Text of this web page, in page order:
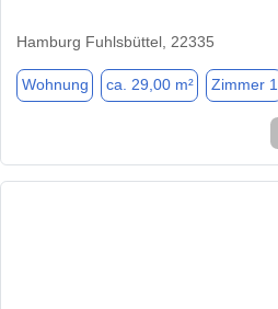
Hamburg Fuhlsbüttel, 22335
Wohnung ca. 29,00 m² Zimmer 1